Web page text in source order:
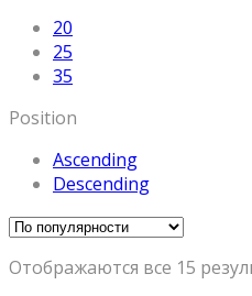
20
25
35
Position
Ascending
Descending
Отображаются все 15